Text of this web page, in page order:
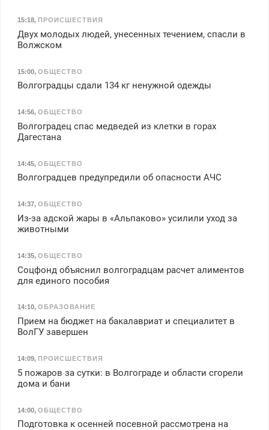
15:18, ПРОИСШЕСТВИЯ
Двух молодых людей, унесенных течением, спасли в
Волжском
15:00, ОБЩЕСТВО
Волгоградцы сдали 134 кг ненужной одежды
14:56, ОБЩЕСТВО
Волгоградец спас медведей из клетки в горах
Дагестана
14:45, ОБЩЕСТВО
Волгоградцев предупредили об опасности АЧС
14:37, ОБЩЕСТВО
Из-за адской жары в «Альпаково» усилили уход за
животными
14:35, ОБЩЕСТВО
Соцфонд объяснил волгоградцам расчет алиментов
для единого пособия
14:10, ОБРАЗОВАНИЕ
Прием на бюджет на бакалавриат и специалитет в
ВолГУ завершен
14:09, ПРОИСШЕСТВИЯ
5 пожаров за сутки: в Волгограде и области сгорели
дома и бани
14:00, ОБЩЕСТВО
Подготовка к осенней посевной рассмотрена на